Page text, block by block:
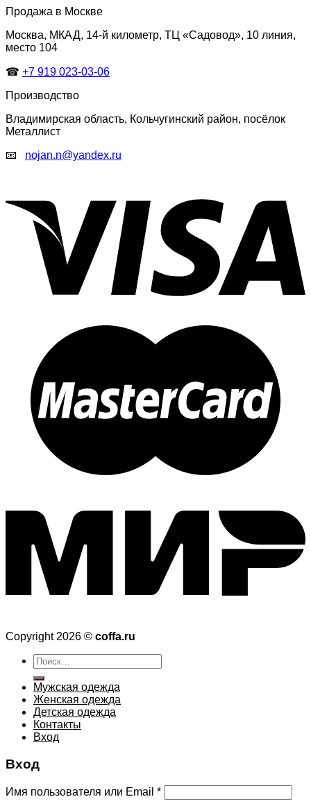
Продажа в Москве
Москва, МКАД, 14-й километр, ТЦ «Садовод», 10 линия,
место 104
☎ +7 919 023-03-06
Производство
Владимирская область, Кольчугинский район, посёлок
Металлист
📧 nojan.n@yandex.ru
Copyright 2026 © coffa.ru
Искать:
Мужская одежда
Женская одежда
Детская одежда
Контакты
Вход
Вход
Имя пользователя или Email *